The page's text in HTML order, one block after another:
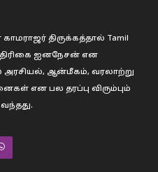
காமராஜர் திருக்கத்தால் Tamil
ஐனநேசன் என
அரசியல், ஆன்மீகம், வரலாற்று
என பல தரப்பு விரும்பும்